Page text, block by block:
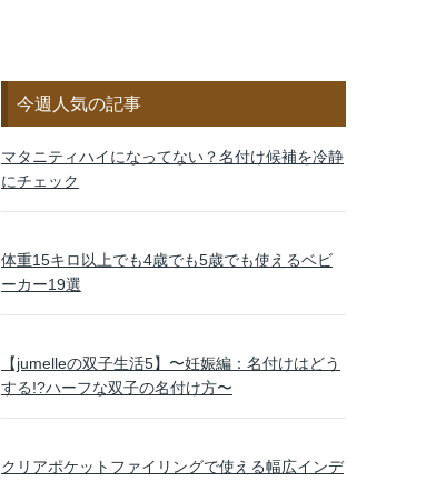
今週人気の記事
マタニティハイになってない？名付け候補を冷静
にチェック
体重15キロ以上でも4歳でも5歳でも使えるベビ
ーカー19選
【jumelleの双子生活5】〜妊娠編：名付けはどう
する!?ハーフな双子の名付け方〜
クリアポケットファイリングで使える幅広インデ